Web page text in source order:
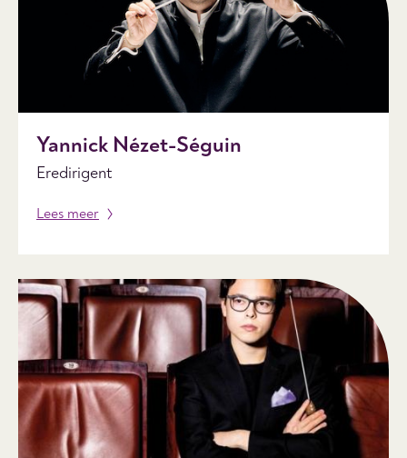
Yannick Nézet-Séguin
Eredirigent
Lees meer